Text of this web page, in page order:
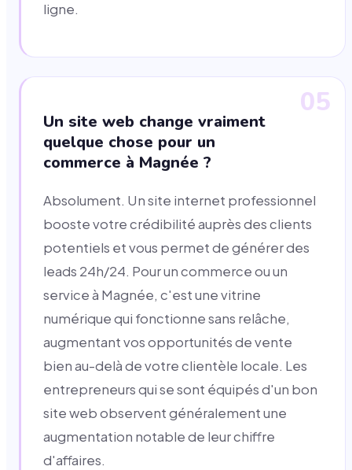
ligne.
05
Un site web change vraiment
quelque chose pour un
commerce à Magnée ?
Absolument. Un site internet professionnel
booste votre crédibilité auprès des clients
potentiels et vous permet de générer des
leads 24h/24. Pour un commerce ou un
service à Magnée, c'est une vitrine
numérique qui fonctionne sans relâche,
augmentant vos opportunités de vente
bien au-delà de votre clientèle locale. Les
entrepreneurs qui se sont équipés d'un bon
site web observent généralement une
augmentation notable de leur chiffre
d'affaires.